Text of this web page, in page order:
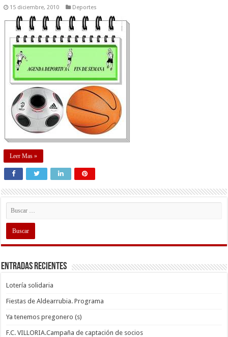
15 diciembre, 2010 Deportes
Leer Mas »
Entradas recientes
Lotería solidaria
Fiestas de Aldearrubia. Programa
Ya tenemos pregonero (s)
F.C. VILLORIA.Campaña de captación de socios